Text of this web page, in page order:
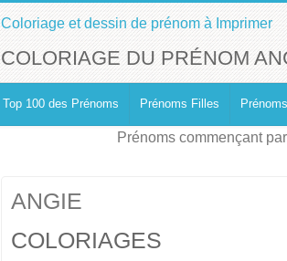
Coloriage et dessin de prénom à Imprimer
COLORIAGE DU PRÉNOM
Top 100 des Prénoms Prénoms Filles
Prénoms commençant
ANGIE
COLORIAGES